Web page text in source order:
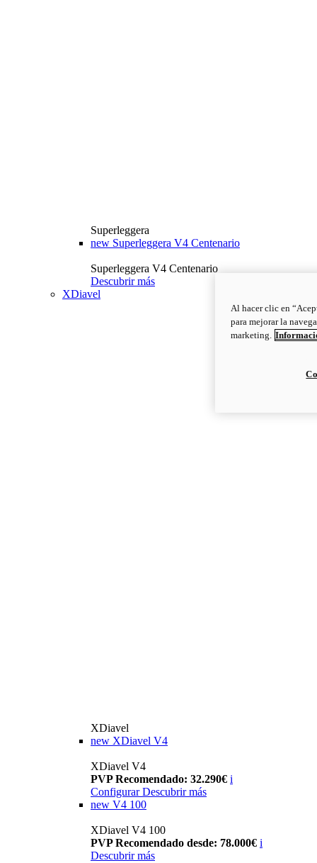
Superleggera
new Superleggera V4 Centenario
Superleggera V4 Centenario
Descubrir más
XDiavel
XDiavel
new XDiavel V4
XDiavel V4
PVP Recomendado: 32.290€ i
Configurar Descubrir más
new V4 100
XDiavel V4 100
PVP Recomendado desde: 78.000€ i
Descubrir más
Al hacer clic en
para mejorar la
marketing.